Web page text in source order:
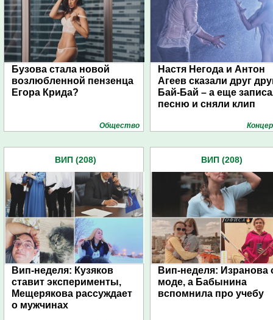
Бузова стала новой
возлюбленной пензенца
Егора Крида?
Общество
Настя Негода и Антон
Агеев сказали друг
Бай-Бай – а еще
песню и сняли клип
ВИП (208)
Вип-неделя: Кузяков
ставит эксперименты,
Мещерякова рассуждает
о мужчинах
ВИП (208)
Вип-неделя: Изранова
моде, а Бабынина
вспомнила про учебу